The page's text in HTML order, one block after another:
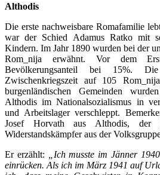
Althodis
Die erste nachweisbare Romafamilie
war der Schied Adamus Ratko mit
Kindern. Im Jahr 1890 wurden bei der
Rom_nija erwähnt. Vor dem
Bevölkerungsanteil bei 15%.
Zwischenkriegszeit auf 105
burgenländischen Gemeinden
Althodis im Nationalsozialismus in
und Arbeitslager verschleppt.
Josef Horvath aus Althodis, der
Widerstandskämpfer aus der
Er erzählt:
„Ich musste im Jänner
einrücken. Als ich im März 1941 auf